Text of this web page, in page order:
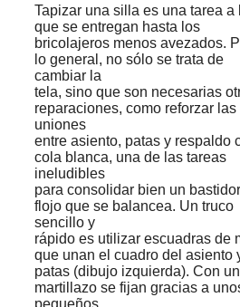
Tapizar una silla es una tarea a
que se entregan hasta los
bricolajeros menos avezados.
lo general, no sólo se trata de
cambiar la
tela, sino que son necesarias
reparaciones, como reforzar las
uniones
entre asiento, patas y respaldo
cola blanca, una de las tareas
ineludibles
para consolidar bien un bastidor
flojo que se balancea. Un truco
sencillo y
rápido es utilizar escuadras de
que unan el cuadro del asiento
patas (dibujo izquierda). Con un
martillazo se fijan gracias a
pequeños